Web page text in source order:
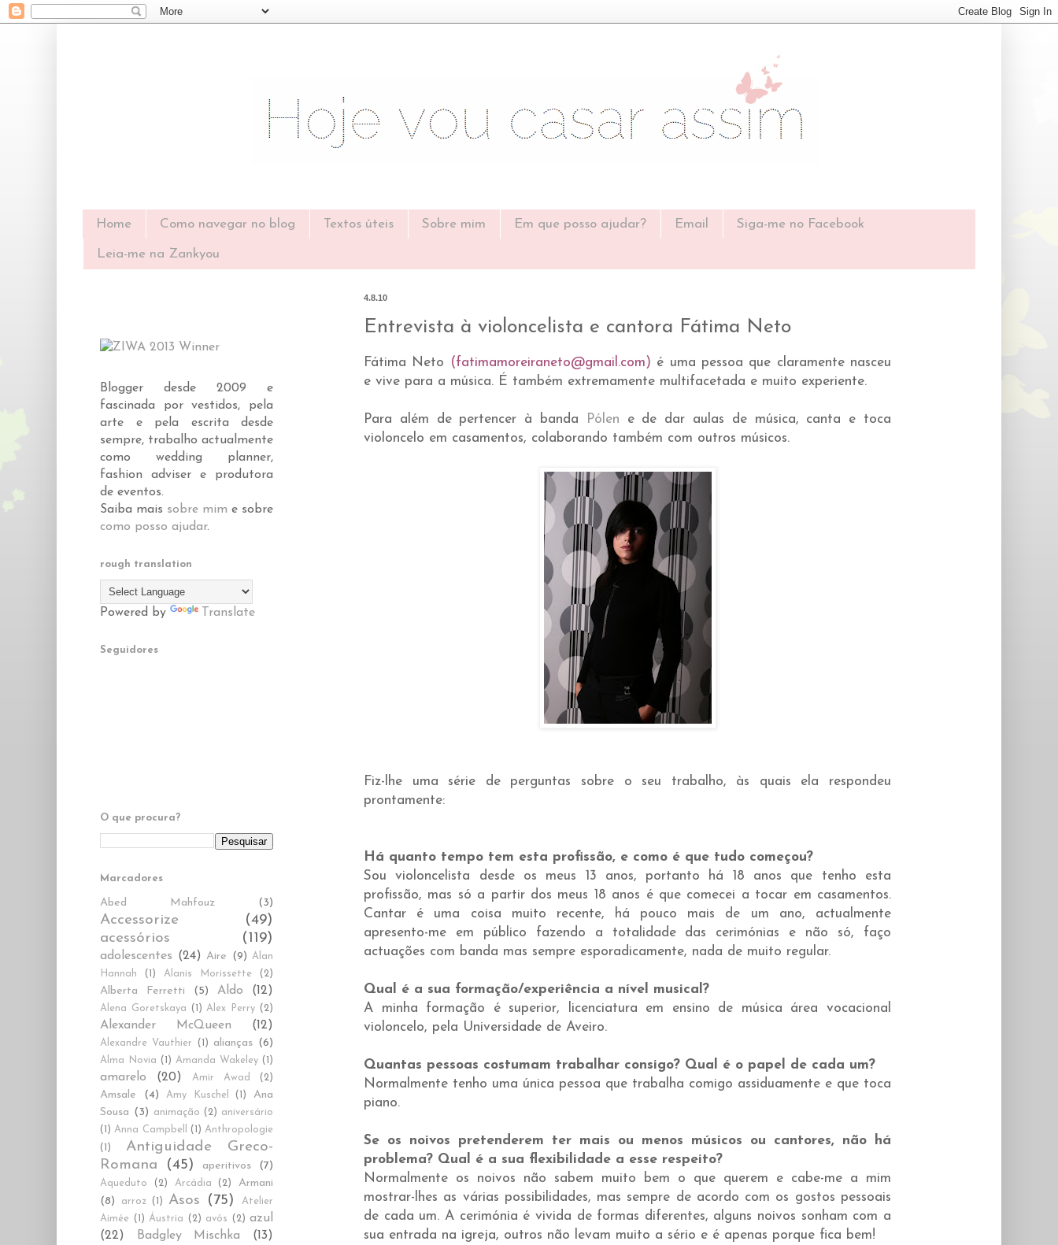
Home Como navegar no blog Textos úteis Sobre mim Em que posso ajudar? Email Siga-me no Facebook
Leia-me na Zankyou
4.8.10
Entrevista à violoncelista e cantora Fátima Neto
Fátima Neto (fatimamoreiraneto@gmail.com) é uma pessoa que claramente nasceu
e vive para a música. É também extremamente multifacetada e muito experiente.
Para além de pertencer à banda Pólen e de dar aulas de música, canta e toca
violoncelo em casamentos, colaborando também com outros músicos.
Fiz-lhe uma série de perguntas sobre o seu trabalho, às quais ela respondeu
prontamente:
Há quanto tempo tem esta profissão, e como é que tudo começou?
Sou violoncelista desde os meus 13 anos, portanto há 18 anos que tenho esta
profissão, mas só a partir dos meus 18 anos é que comecei a tocar em casamentos.
Cantar é uma coisa muito recente, há pouco mais de um ano, actualmente
apresento-me em público fazendo a totalidade das cerimónias e não só, faço
actuações com banda mas sempre esporadicamente, nada de muito regular.
Qual é a sua formação/experiência a nível musical?
A minha formação é superior, licenciatura em ensino de música área vocacional
violoncelo, pela Universidade de Aveiro.
Quantas pessoas costumam trabalhar consigo? Qual é o papel de cada um?
Normalmente tenho uma única pessoa que trabalha comigo assiduamente e que toca
piano.
Se os noivos pretenderem ter mais ou menos músicos ou cantores, não há
problema? Qual é a sua flexibilidade a esse respeito?
Normalmente os noivos não sabem muito bem o que querem e cabe-me a mim
mostrar-lhes as várias possibilidades, mas sempre de acordo com os gostos pessoais
de cada um. A cerimónia é vivida de formas diferentes, alguns noivos sonham com a
sua entrada na igreja, outros não levam muito a sério e é apenas porque fica bem!
Blogger desde 2009 e
fascinada por vestidos, pela
arte e pela escrita desde
sempre, trabalho actualmente
como wedding planner,
fashion adviser e produtora
de eventos.
Saiba mais sobre mim e sobre
como posso ajudar.
rough translation
Powered by Translate
Seguidores
O que procura?
Marcadores
Abed Mahfouz (3)
Accessorize
(49)
acessórios
(119)
adolescentes (24) Aire (9) Alan
Hannah
(1) Alanis Morissette (2)
Alberta Ferretti (5) Aldo (12)
Alena Goretskaya (1) Alex Perry (2)
Alexander McQueen (12)
Alexandre Vauthier (1) alianças (6)
Alma Novia (1) Amanda Wakeley (1)
amarelo (20) Amir Awad (2)
Amsale (4) Amy Kuschel (1)
Ana
Sousa (3) animação (2) aniversário
(1) Anna Campbell (1) Anthropologie
(1)
Antiguidade Greco-
Romana
(45) aperitivos (7)
Aqueduto (2) Arcádia (2)
Armani
(8)
arroz (1) Asos (75)
Atelier
Aimée
(1) Áustria (2) avós (2) azul
(22)
Badgley Mischka (13)